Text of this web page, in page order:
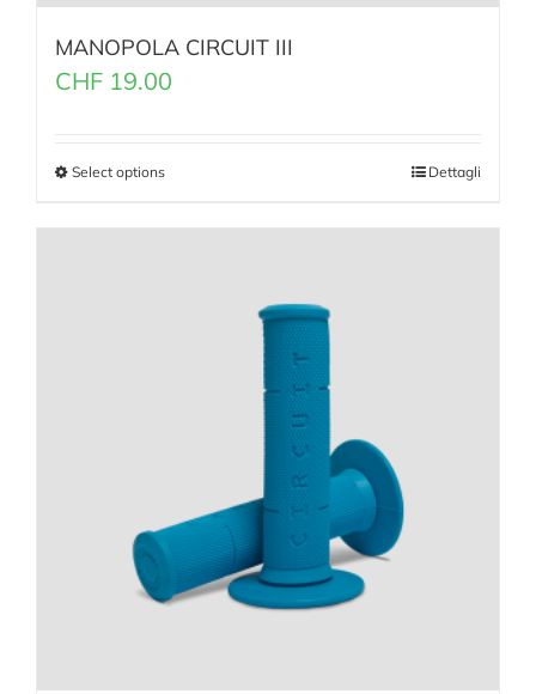
MANOPOLA CIRCUIT III
CHF 19.00
Select options Dettagli